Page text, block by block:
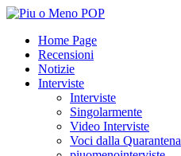
Home Page
Recensioni
Notizie
Interviste
Interviste
Singolarmente
Video Interviste
Voci dalla Quarantena